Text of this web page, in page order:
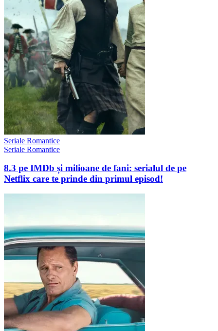
Seriale Romantice
Seriale Romantice
8.3 pe IMDb și milioane de fani: serialul de pe
Netflix care te prinde din primul episod!